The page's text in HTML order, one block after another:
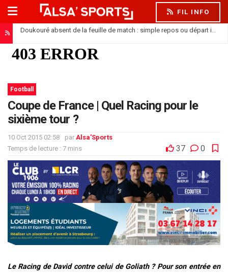
FIL INFO
Football
Coupe de France | Quel Racing pour le
sixième tour ?
10 Oct 2015 02:58 par Alsa'Sports
Temps de lecture : 7 mins
37 0
Le Racing de David contre celui de Goliath ? Pour son entrée en